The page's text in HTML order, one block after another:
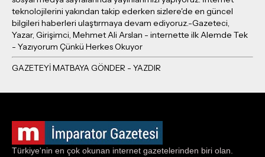
teknolojilerini yakından takip ederken sizlere'de en güncel
bilgileri haberleri ulaştırmaya devam ediyoruz.-Gazeteci,
Yazar, Girişimci, Mehmet Ali Arslan - internette ilk Alemde Tek
- Yazıyorum Çünkü Herkes Okuyor
Türkiye'nin en çok okunan internet gazetelerinden biri olan.